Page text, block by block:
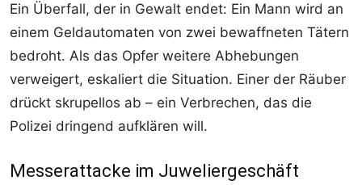
Ein Überfall, der in Gewalt endet: Ein Mann wird an
einem Geldautomaten von zwei bewaffneten Tätern
bedroht. Als das Opfer weitere Abhebungen
verweigert, eskaliert die Situation. Einer der Räuber
drückt skrupellos ab – ein Verbrechen, das die
Polizei dringend aufklären will.
Messerattacke im Juweliergeschäft